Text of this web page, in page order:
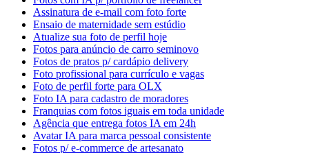
Assinatura de e-mail com foto forte
Ensaio de maternidade sem estúdio
Atualize sua foto de perfil hoje
Fotos para anúncio de carro seminovo
Fotos de pratos p/ cardápio delivery
Foto profissional para currículo e vagas
Foto de perfil forte para OLX
Foto IA para cadastro de moradores
Franquias com fotos iguais em toda unidade
Agência que entrega fotos IA em 24h
Avatar IA para marca pessoal consistente
Fotos p/ e-commerce de artesanato